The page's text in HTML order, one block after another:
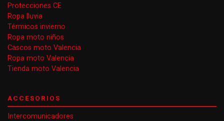
Protecciones CE
Ropa lluvia
Térmicos invierno
Ropa moto niños
Cascos moto Valencia
Ropa moto Valencia
Tienda moto Valencia
ACCESORIOS
Intercomunicadores